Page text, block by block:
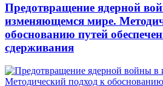
Предотвращение ядерной
изменяющемся мире.
обоснованию путей
сдерживания